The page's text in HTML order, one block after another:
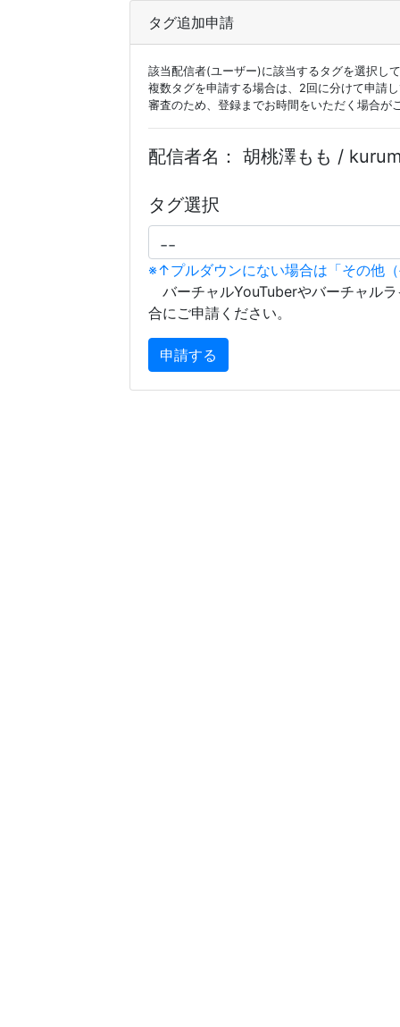
タグ追加申請
該当配信者(ユーザー)に該当するタグを選択し
複数タグを申請する場合は、2回に分けて申請
審査のため、登録までお時間をいただく場合が
配信者名： 胡桃澤もも /
タグ選択
※↑プルダウンにない場合は「その他
バーチャルYouTuberやバーチャル
合にご申請ください。
申請する